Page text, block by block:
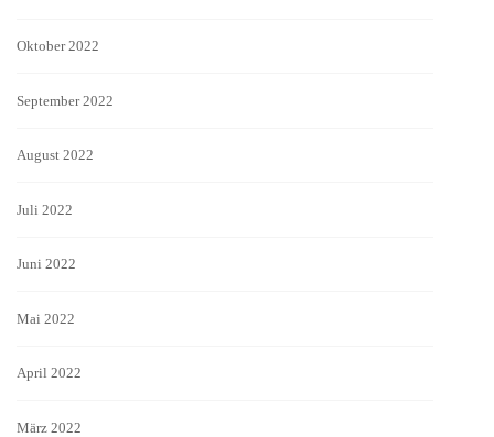
Oktober 2022
September 2022
August 2022
Juli 2022
Juni 2022
Mai 2022
April 2022
März 2022